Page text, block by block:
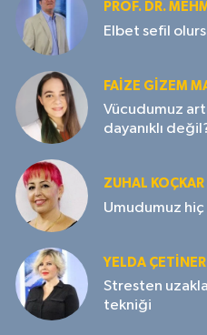
PROF. DR.
Elbet sefil
FAIZE GIZEM
Vücudumuz
dayanıklı
ZUHAL KOÇKAR
Umudumuz
YELDA ÇETİNER
Stresten
tekniği